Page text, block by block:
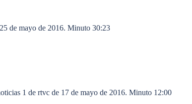
de mayo de 2016. Minuto 30:23
1 de rtvc de 17 de mayo de 2016. Minuto 12:00